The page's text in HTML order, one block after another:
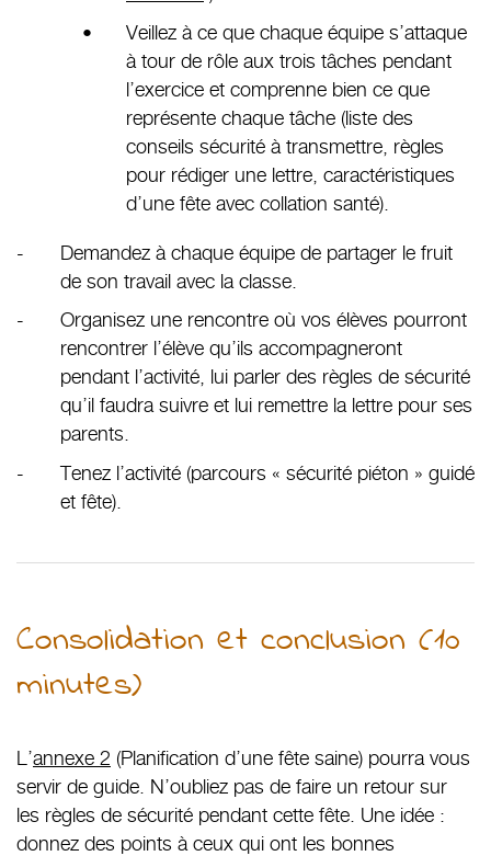
Veillez à ce que chaque équipe s’attaque
à tour de rôle aux trois tâches pendant
l’exercice et comprenne bien ce que
représente chaque tâche (liste des
conseils sécurité à transmettre, règles
pour rédiger une lettre, caractéristiques
d’une fête avec collation santé).
Demandez à chaque équipe de partager le fruit
de son travail avec la classe.
Organisez une rencontre où vos élèves pourront
rencontrer l’élève qu’ils accompagneront
pendant l’activité, lui parler des règles de sécurité
qu’il faudra suivre et lui remettre la lettre pour ses
parents.
Tenez l’activité (parcours « sécurité piéton » guidé
et fête).
Consolidation et conclusion (10
minutes)
L’annexe 2 (Planification d’une fête saine) pourra vous
servir de guide. N’oubliez pas de faire un retour sur
les règles de sécurité pendant cette fête. Une idée :
donnez des points à ceux qui ont les bonnes